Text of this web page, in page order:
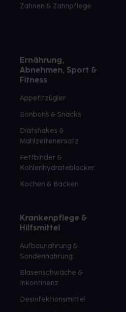
Zahnen & Zahnpflege
Ernährung,
Abnehmen, Sport &
Fitness
Appetitzügler
Bonbons & Snacks
Diätshakes &
Mahlzeitenersatz
Fettbinder &
Kohlenhydrateblocker
Kochen & Backen
Krankenpflege &
Hilfsmittel
Aufbaunahrung &
Sondennahrung
Blasenschwäche &
Inkontinenz
Desinfektionsmittel